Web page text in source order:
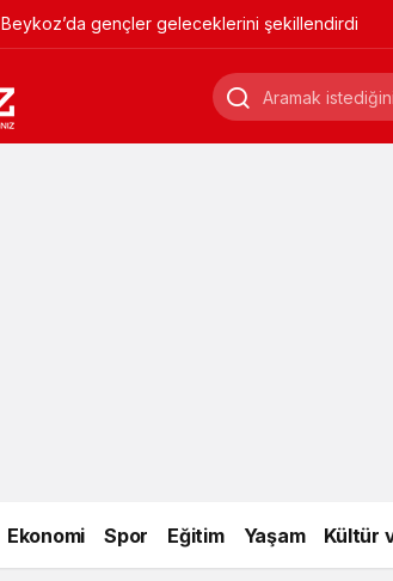
Beykoz’da gençler geleceklerini şekillendirdi
Ekonomi Spor Eğitim Yaşam Kültür